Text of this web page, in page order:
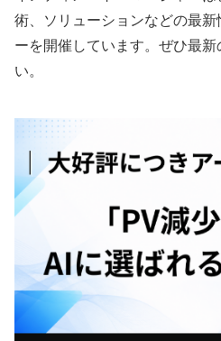
術、ソリューションなどの最
ーを開催しています。ぜひ最
い。